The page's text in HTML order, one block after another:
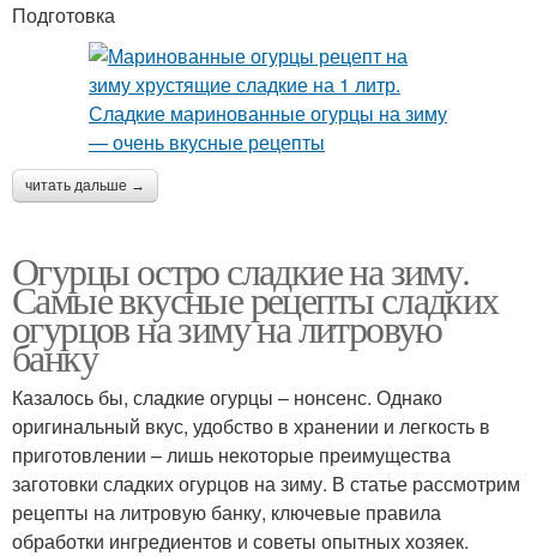
Подготовка
читать дальше →
Огурцы остро сладкие на зиму.
Самые вкусные рецепты сладких
огурцов на зиму на литровую
банку
Казалось бы, сладкие огурцы – нонсенс. Однако
оригинальный вкус, удобство в хранении и легкость в
приготовлении – лишь некоторые преимущества
заготовки сладких огурцов на зиму. В статье рассмотрим
рецепты на литровую банку, ключевые правила
обработки ингредиентов и советы опытных хозяек.